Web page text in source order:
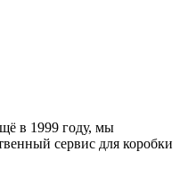
в 1999 году, мы
сервис для коробки